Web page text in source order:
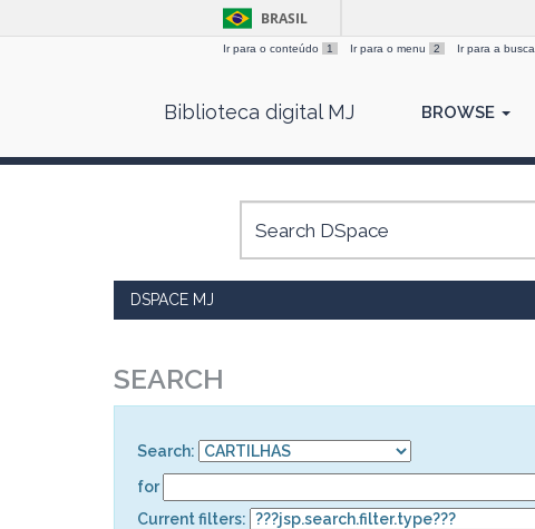
BRASIL
Ir para o conteúdo 1 Ir para o menu 2 Ir para a busca
Biblioteca digital MJ BROWSE
DSPACE MJ
SEARCH
Search:
for
Current filters: